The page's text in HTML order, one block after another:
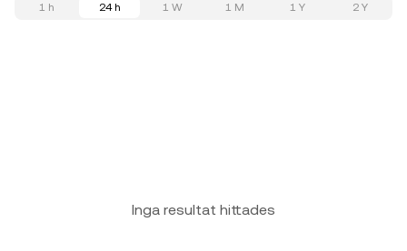
1 h 24 h 1 W 1 M 1 Y 2 Y
Inga resultat hittades